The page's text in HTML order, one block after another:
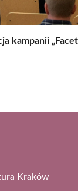
kampanii
Kraków